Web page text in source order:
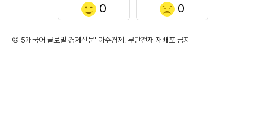
0 0
©'5개국어 글로벌 경제신문' 아주경제. 무단전재·재배포 금지